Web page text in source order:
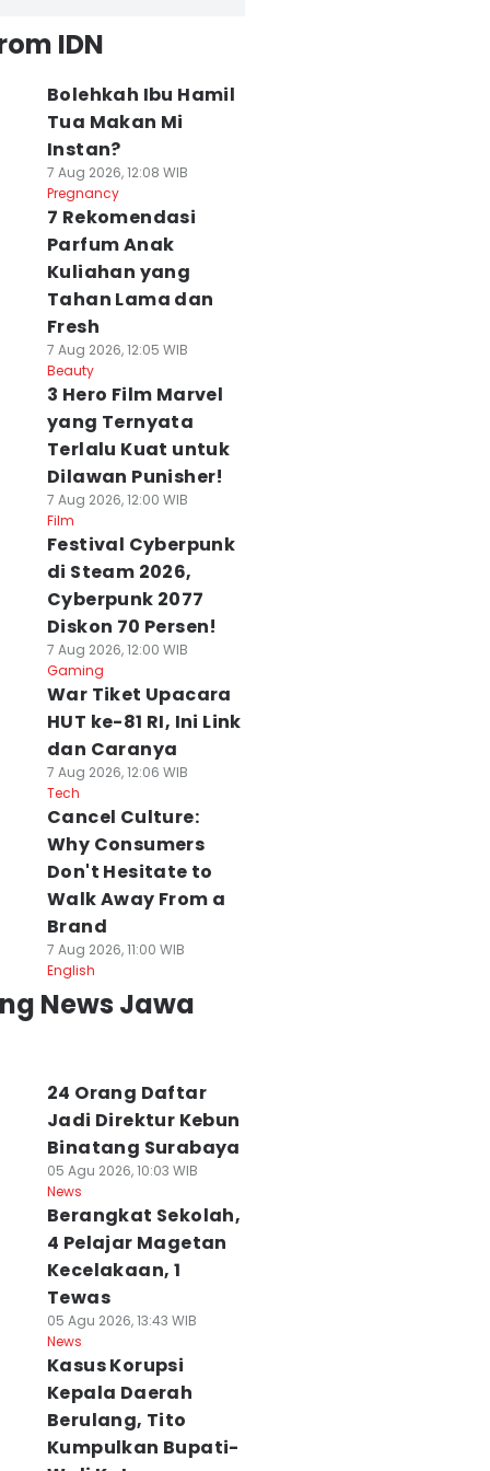
IDN
Bolehkah Ibu Hamil
Tua Makan Mi
Instan?
7 Aug 2026, 12:08 WIB
Pregnancy
7 Rekomendasi
Parfum Anak
Kuliahan yang
Tahan Lama dan
Fresh
7 Aug 2026, 12:05 WIB
Beauty
3 Hero Film Marvel
yang Ternyata
Terlalu Kuat untuk
Dilawan Punisher!
7 Aug 2026, 12:00 WIB
Film
Festival Cyberpunk
di Steam 2026,
Cyberpunk 2077
Diskon 70 Persen!
7 Aug 2026, 12:00 WIB
Gaming
War Tiket Upacara
HUT ke-81 RI, Ini Link
dan Caranya
7 Aug 2026, 12:06 WIB
Tech
Cancel Culture:
Why Consumers
Don't Hesitate to
Walk Away From a
Brand
7 Aug 2026, 11:00 WIB
English
News Jawa
24 Orang Daftar
Jadi Direktur Kebun
Binatang Surabaya
05 Agu 2026, 10:03 WIB
News
Berangkat Sekolah,
4 Pelajar Magetan
Kecelakaan, 1
Tewas
05 Agu 2026, 13:43 WIB
News
Kasus Korupsi
Kepala Daerah
Berulang, Tito
Kumpulkan Bupati-